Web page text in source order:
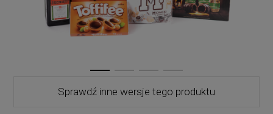
Sprawdź inne wersje tego produktu